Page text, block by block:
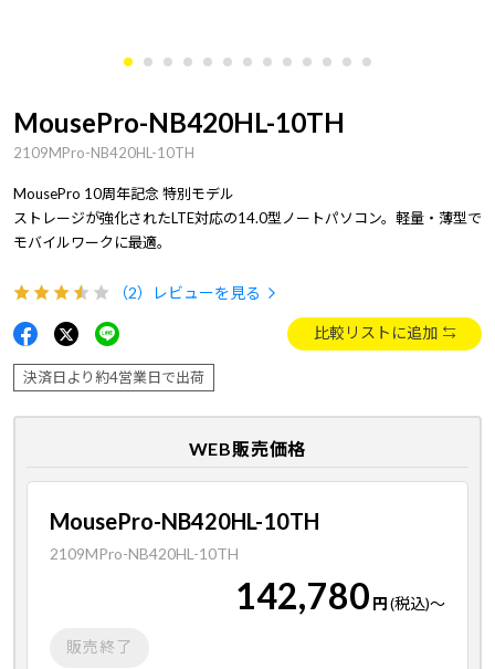
MousePro-NB420HL-10TH
2109MPro-NB420HL-10TH
MousePro 10周年記念 特別モデル
ストレージが強化されたLTE対応の14.0型ノートパソコン。軽量・薄型で
モバイルワークに最適。
（2） レビューを見る
比較リストに追加
決済日より約4営業日で出荷
WEB販売価格
MousePro-NB420HL-10TH
2109MPro-NB420HL-10TH
142,780 円(税込)～
販売終了